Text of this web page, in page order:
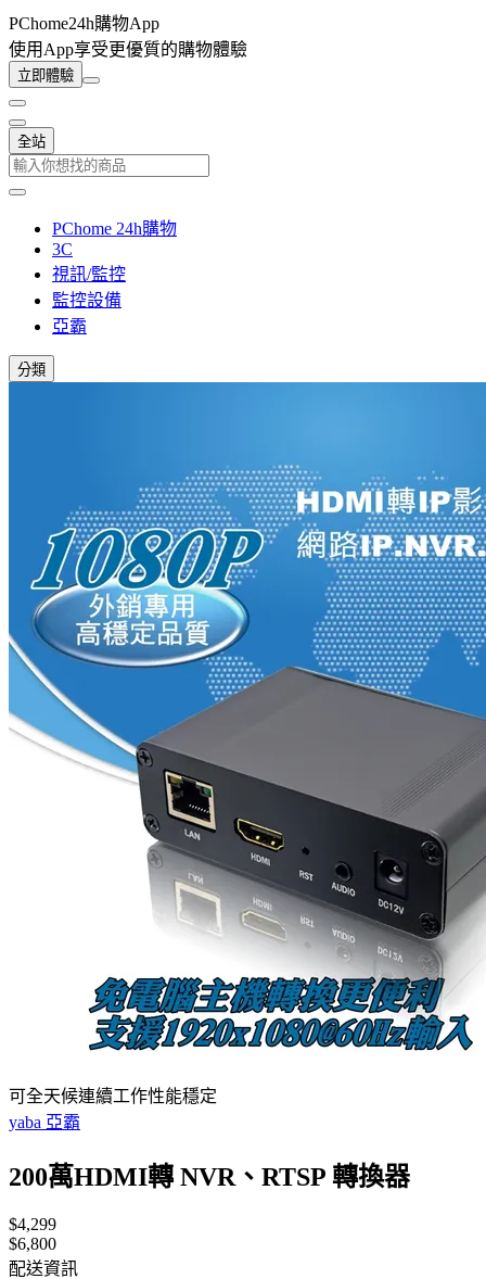
PChome24h購物App
使用App享受更優質的購物體驗
立即體驗
全站
PChome 24h購物
3C
視訊/監控
監控設備
亞霸
分類
可全天候連續工作性能穩定
yaba 亞霸
200萬HDMI轉 NVR、RTSP 轉換器
$4,299
$6,800
配送資訊